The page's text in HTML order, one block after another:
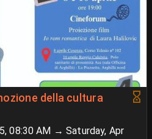
della cultura
08:30 AM → Saturday, Apr